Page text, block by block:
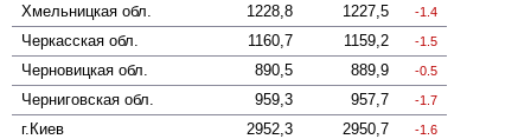
Хмельницкая обл. 1228,8 1227,5 -1.4
Черкасская обл. 1160,7 1159,2 -1.5
Черновицкая обл. 890,5 889,9 -0.5
Черниговская обл. 959,3 957,7 -1.7
г.Киев 2952,3 2950,7 -1.6